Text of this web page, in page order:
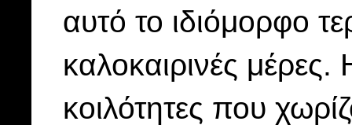
αυτό το ιδιόμορφο
καλοκαιρινές
κοιλότητες που